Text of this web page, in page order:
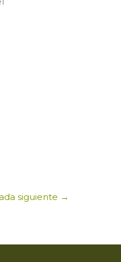
siguiente →